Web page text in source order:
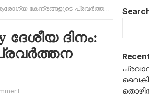
പ്രവർത്തന സമയം പ്രഖ്യാപിച്ചു
ദേശീയ ദിനം: